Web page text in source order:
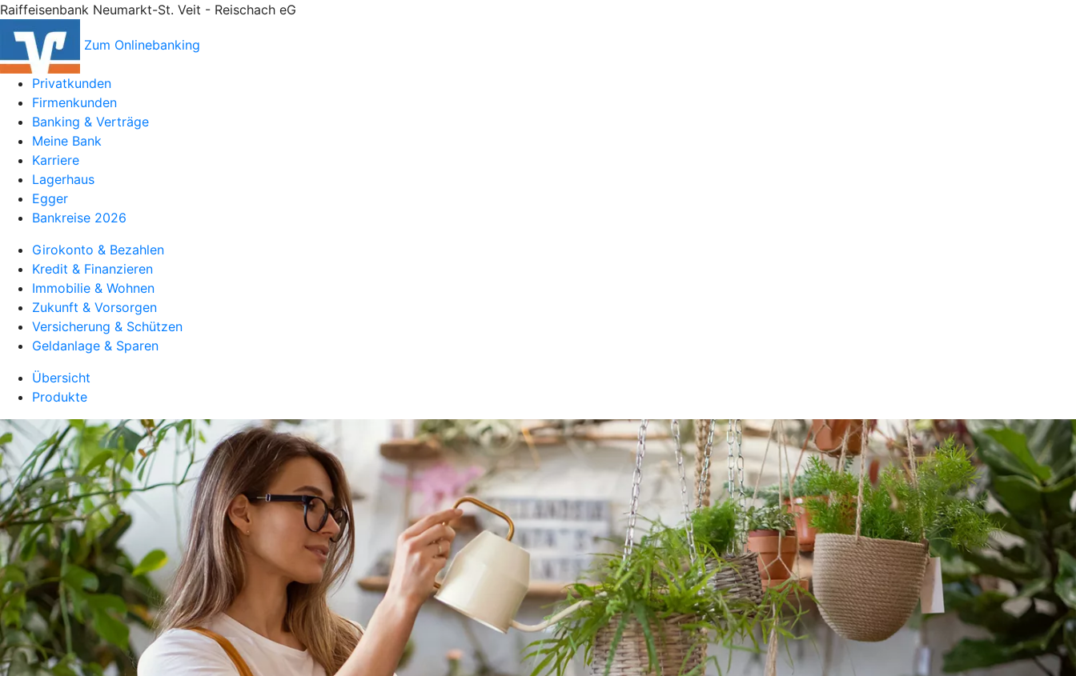
Raiffeisenbank Neumarkt-St. Veit - Reischach eG
Zum Onlinebanking
Privatkunden
Firmenkunden
Banking & Verträge
Meine Bank
Karriere
Lagerhaus
Egger
Bankreise 2026
Girokonto & Bezahlen
Kredit & Finanzieren
Immobilie & Wohnen
Zukunft & Vorsorgen
Versicherung & Schützen
Geldanlage & Sparen
Übersicht
Produkte